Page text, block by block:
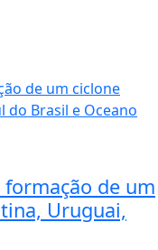
de um
Uruguai,